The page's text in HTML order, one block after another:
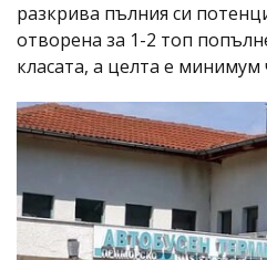
разкрива пълния си
отворена за 1-2 топ
класата, а целта е